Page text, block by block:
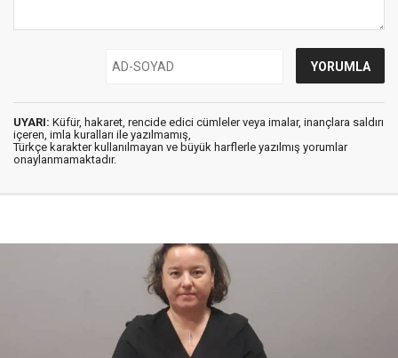
UYARI: Küfür, hakaret, rencide edici cümleler veya imalar, inançlara saldırı
içeren, imla kuralları ile yazılmamış,
Türkçe karakter kullanılmayan ve büyük harflerle yazılmış yorumlar
onaylanmamaktadır.